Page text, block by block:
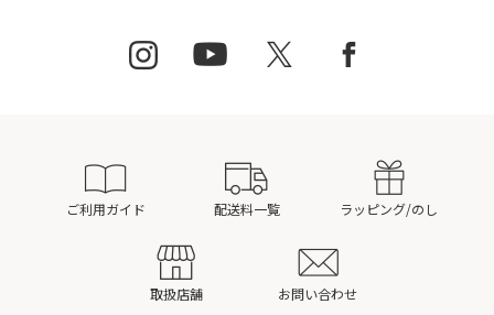
ご利用ガイド 配送料一覧 ラッピング/のし
取扱店舗 お問い合わせ